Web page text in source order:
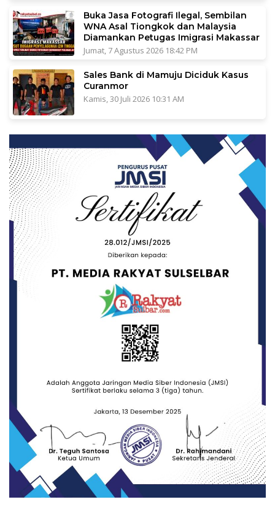
Buka Jasa Fotografi Ilegal, Sembilan
WNA Asal Tiongkok dan Malaysia
Diamankan Petugas Imigrasi Makassar
Jumat, 7 Agustus 2026 18:42 PM
Sales Bank di Mamuju Diciduk Kasus
Curanmor
Kamis, 30 Juli 2026 10:31 AM